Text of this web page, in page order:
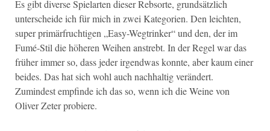
Es gibt diverse Spielarten dieser Rebsorte, grundsätzlich
unterscheide ich für mich in zwei Kategorien. Den leichten,
super primärfruchtigen „Easy-Wegtrinker“ und den, der im
Fumé-Stil die höheren Weihen anstrebt. In der Regel war das
früher immer so, dass jeder irgendwas konnte, aber kaum einer
beides. Das hat sich wohl auch nachhaltig verändert.
Zumindest empfinde ich das so, wenn ich die Weine von
Oliver Zeter probiere.